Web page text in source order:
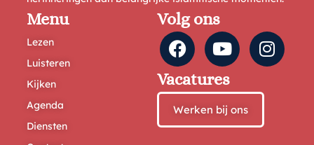
Menu
Lezen
Luisteren
Kijken
Agenda
Diensten
Volg ons
Vacatures
Werken bij ons